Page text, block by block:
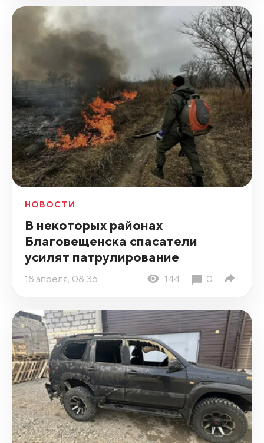
НОВОСТИ
В некоторых районах
Благовещенска спасатели
усилят патрулирование
18 апреля, 08:36 144 0